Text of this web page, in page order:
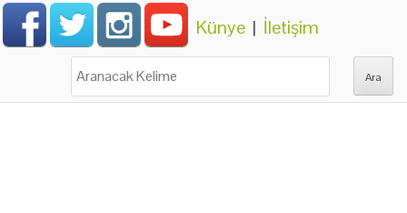
Künye | İletişim